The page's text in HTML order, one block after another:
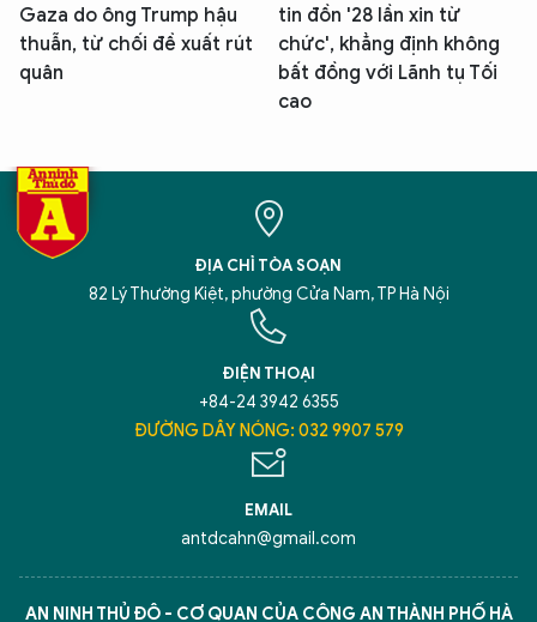
Gaza do ông Trump hậu
thuẫn, từ chối đề xuất rút
quân
tin đồn '28 lần xin từ
chức', khẳng định không
bất đồng với Lãnh tụ Tối
cao
ĐỊA CHỈ TÒA SOẠN
82 Lý Thường Kiệt, phường Cửa Nam, TP Hà Nội
ĐIỆN THOẠI
+84-24 3942 6355
ĐƯỜNG DÂY NÓNG: 032 9907 579
EMAIL
antdcahn@gmail.com
AN NINH THỦ ĐÔ - CƠ QUAN CỦA CÔNG AN THÀNH PHỐ HÀ